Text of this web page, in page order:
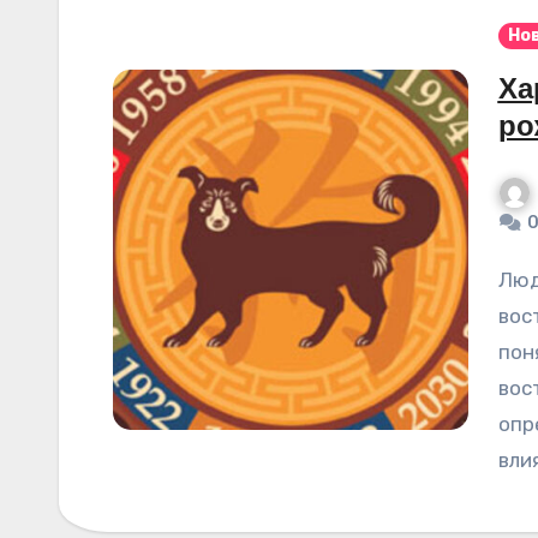
Люди часто интересуются, 2030 год кого по